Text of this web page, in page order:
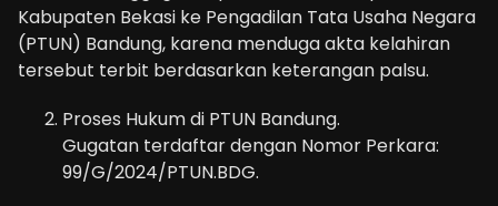
Kabupaten Bekasi ke Pengadilan Tata Usaha Negara
(PTUN) Bandung, karena menduga akta kelahiran
tersebut terbit berdasarkan keterangan palsu.
Proses Hukum di PTUN Bandung.
Gugatan terdaftar dengan Nomor Perkara:
99/G/2024/PTUN.BDG.